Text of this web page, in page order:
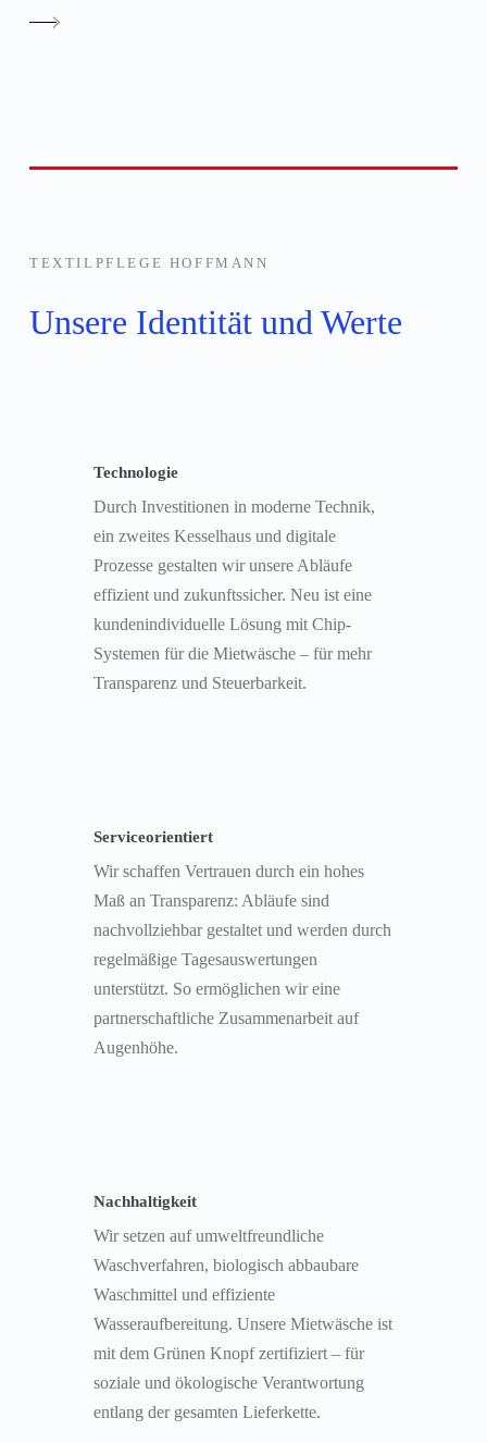
TEXTILPFLEGE HOFFMANN
Unsere Identität und Werte
Technologie
Durch Investitionen in moderne Technik,
ein zweites Kesselhaus und digitale
Prozesse gestalten wir unsere Abläufe
effizient und zukunftssicher. Neu ist eine
kundenindividuelle Lösung mit Chip-
Systemen für die Mietwäsche – für mehr
Transparenz und Steuerbarkeit.
Serviceorientiert
Wir schaffen Vertrauen durch ein hohes
Maß an Transparenz: Abläufe sind
nachvollziehbar gestaltet und werden durch
regelmäßige Tagesauswertungen
unterstützt. So ermöglichen wir eine
partnerschaftliche Zusammenarbeit auf
Augenhöhe.
Nachhaltigkeit
Wir setzen auf umweltfreundliche
Waschverfahren, biologisch abbaubare
Waschmittel und effiziente
Wasseraufbereitung. Unsere Mietwäsche ist
mit dem Grünen Knopf zertifiziert – für
soziale und ökologische Verantwortung
entlang der gesamten Lieferkette.